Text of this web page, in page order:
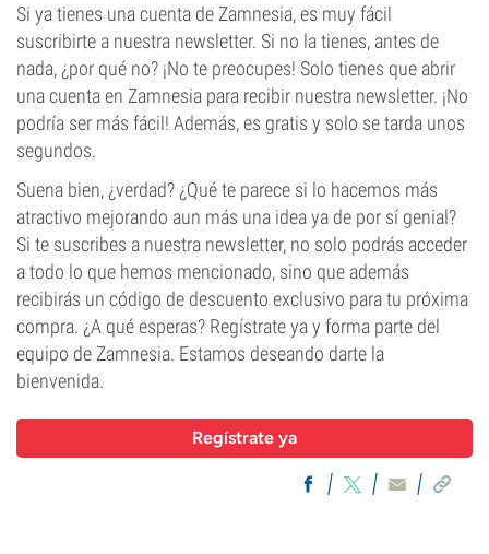
Si ya tienes una cuenta de Zamnesia, es muy fácil
suscribirte a nuestra newsletter. Si no la tienes, antes de
nada, ¿por qué no? ¡No te preocupes! Solo tienes que abrir
una cuenta en Zamnesia para recibir nuestra newsletter. ¡No
podría ser más fácil! Además, es gratis y solo se tarda unos
segundos.
Suena bien, ¿verdad? ¿Qué te parece si lo hacemos más
atractivo mejorando aun más una idea ya de por sí genial?
Si te suscribes a nuestra newsletter, no solo podrás acceder
a todo lo que hemos mencionado, sino que además
recibirás un código de descuento exclusivo para tu próxima
compra. ¿A qué esperas? Regístrate ya y forma parte del
equipo de Zamnesia. Estamos deseando darte la
bienvenida.
Regístrate ya